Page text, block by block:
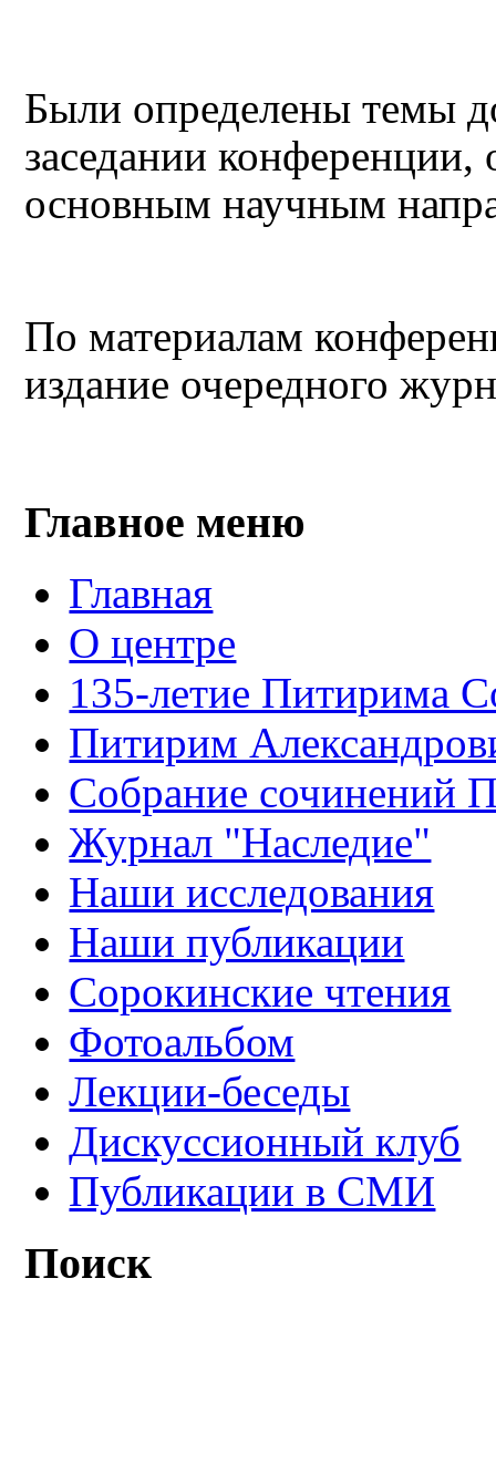
Были определены темы
заседании
основным научным
По материалам
издание очередного
Главное меню
Главная
О центре
135-летие Питирима
Питирим
Собрание сочинений
Журнал "Наследие"
Наши исследования
Наши публикации
Сорокинские чтения
Фотоальбом
Лекции-беседы
Дискуссионный клуб
Публикации в СМИ
Поиск